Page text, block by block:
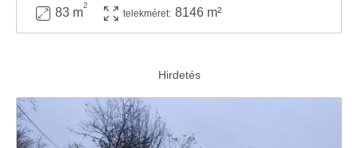
83 m
2
telekméret: 8146 m²